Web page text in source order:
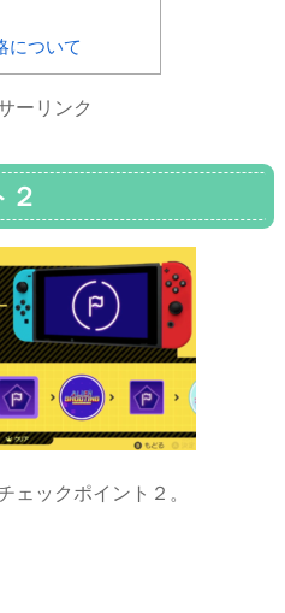
について
ーリンク
２
ェックポイント２。